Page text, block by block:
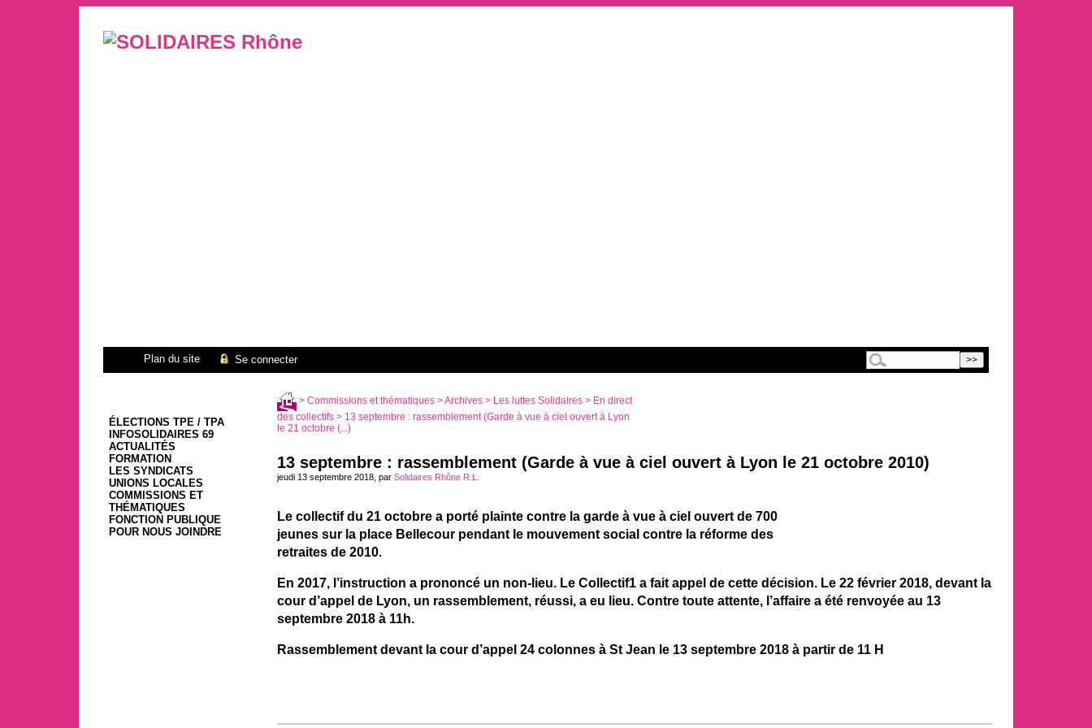
Plan du site Se connecter
ÉLECTIONS TPE / TPA
INFOSOLIDAIRES 69
ACTUALITÉS
FORMATION
LES SYNDICATS
UNIONS LOCALES
COMMISSIONS ET
THÉMATIQUES
FONCTION PUBLIQUE
POUR NOUS JOINDRE
> Commissions et thématiques>Archives> Les luttes Solidaires> En direct
des collectifs> 13 septembre : rassemblement (Garde à vue à ciel ouvert à Lyon
le 21 octobre (...)
13 septembre : rassemblement (Garde à vue à ciel ouvert à Lyon le 21 octobre 2010)
jeudi 13 septembre 2018, par Solidaires Rhône R.L.
Le collectif du 21 octobre a porté plainte contre la garde à vue à ciel ouvert de 700
jeunes sur la place Bellecour pendant le mouvement social contre la réforme des
retraites de 2010.
En 2017, l’instruction a prononcé un non-lieu. Le Collectif1 a fait appel de cette décision. Le 22 février 2018, devant la
cour d’appel de Lyon, un rassemblement, réussi, a eu lieu. Contre toute attente, l’affaire a été renvoyée au 13
septembre 2018 à 11h.
Rassemblement devant la cour d’appel 24 colonnes à St Jean le 13 septembre 2018 à partir de 11 H